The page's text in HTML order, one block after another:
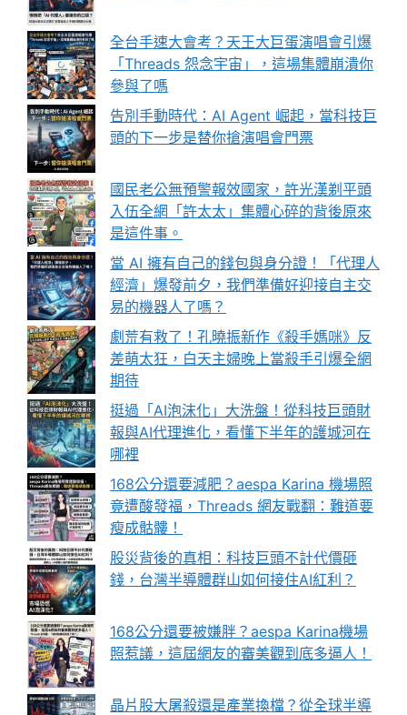
全台手速大會考？天王大巨蛋演唱會引爆
「Threads 怨念宇宙」，這場集體崩潰你
參與了嗎
告別手動時代：AI Agent 崛起，當科技巨
頭的下一步是替你搶演唱會門票
國民老公無預警報效國家，許光漢剃平頭
入伍全網「許太太」集體心碎的背後原來
是這件事。
當 AI 擁有自己的錢包與身分證！「代理人
經濟」爆發前夕，我們準備好迎接自主交
易的機器人了嗎？
劇荒有救了！孔曉振新作《殺手媽咪》反
差萌太狂，白天主婦晚上當殺手引爆全網
期待
挺過「AI泡沫化」大洗盤！從科技巨頭財
報與AI代理進化，看懂下半年的護城河在
哪裡
168公分還要減肥？aespa Karina 機場照
竟遭酸發福，Threads 網友戰翻：難道要
瘦成骷髏！
股災背後的真相：科技巨頭不計代價砸
錢，台灣半導體群山如何接住AI紅利？
168公分還要被嫌胖？aespa Karina機場
照惹議，這屆網友的審美觀到底多逼人！
晶片股大屠殺還是產業換檔？從全球半導